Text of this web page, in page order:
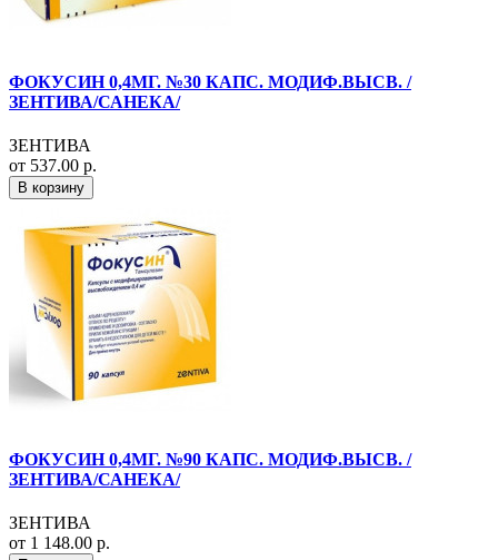
ФОКУСИН 0,4МГ. №30 КАПС. МОДИФ.ВЫСВ. /
ЗЕНТИВА/САНЕКА/
ЗЕНТИВА
от 537.00 р.
В корзину
ФОКУСИН 0,4МГ. №90 КАПС. МОДИФ.ВЫСВ. /
ЗЕНТИВА/САНЕКА/
ЗЕНТИВА
от 1 148.00 р.